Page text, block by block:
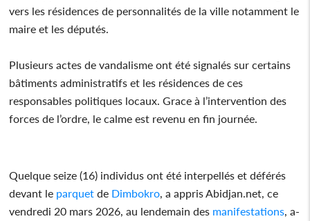
vers les résidences de personnalités de la ville notamment le
maire et les députés.
Plusieurs actes de vandalisme ont été signalés sur certains
bâtiments administratifs et les résidences de ces
responsables politiques locaux. Grace à l’intervention des
forces de l’ordre, le calme est revenu en fin journée.
Quelque seize (16) individus ont été interpellés et déférés
devant le parquet de Dimbokro , a appris Abidjan.net, ce
vendredi 20 mars 2026, au lendemain des manifestations , a-